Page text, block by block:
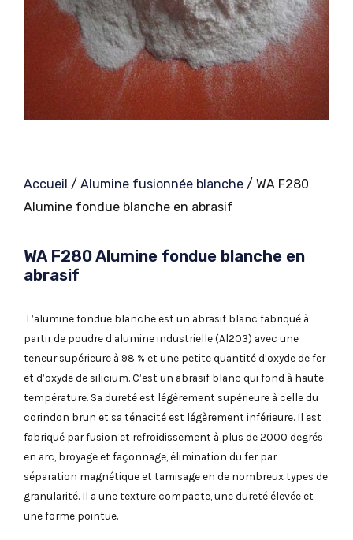
Accueil / Alumine fusionnée blanche / WA F280
Alumine fondue blanche en abrasif
WA F280 Alumine fondue blanche en
abrasif
L’alumine fondue blanche est un abrasif blanc fabriqué à
partir de poudre d’alumine industrielle (Al2O3) avec une
teneur supérieure à 98 % et une petite quantité d’oxyde de fer
et d’oxyde de silicium. C’est un abrasif blanc qui fond à haute
température. Sa dureté est légèrement supérieure à celle du
corindon brun et sa ténacité est légèrement inférieure. Il est
fabriqué par fusion et refroidissement à plus de 2000 degrés
en arc, broyage et façonnage, élimination du fer par
séparation magnétique et tamisage en de nombreux types de
granularité. Il a une texture compacte, une dureté élevée et
une forme pointue.